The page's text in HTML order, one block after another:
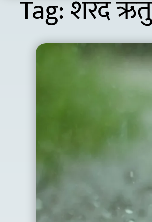
Tag:शरद ऋतु